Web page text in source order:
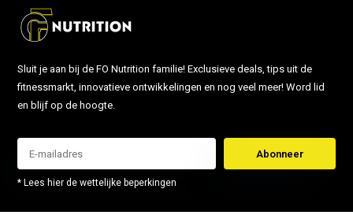
Sluit je aan bij de FO Nutrition familie! Exclusieve deals, tips uit de
fitnessmarkt, innovatieve ontwikkelingen en nog veel meer! Word lid
en blijf op de hoogte.
Abonneer
* Lees hier de wettelijke beperkingen